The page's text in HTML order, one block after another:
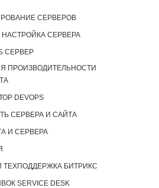
СЕРВЕРОВ
СЕРВЕРА
СЕРВЕР
ПРОИЗВОДИТЕЛЬНОСТИ
DEVOPS
СЕРВЕРА И САЙТА
И СЕРВЕРА
ТЕХПОДДЕРЖКА БИТРИКС
SERVICE DESK